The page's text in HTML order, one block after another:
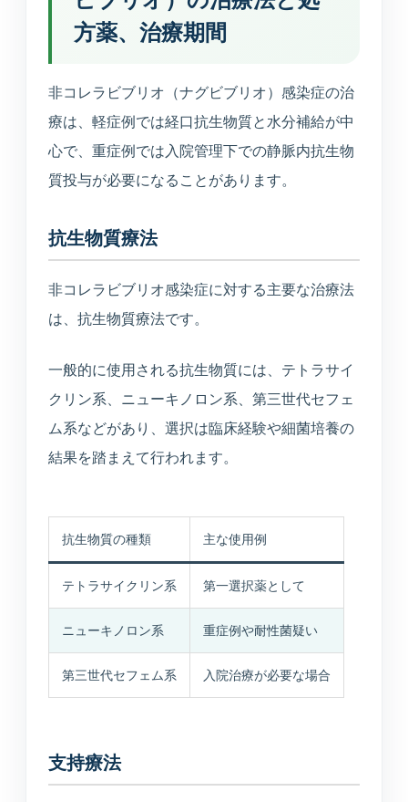
方薬、治療期間
非コレラビブリオ（ナグビブリオ）感染症の治
療は、軽症例では経口抗生物質と水分補給が中
心で、重症例では入院管理下での静脈内抗生物
質投与が必要になることがあります。
抗生物質療法
非コレラビブリオ感染症に対する主要な治療法
は、抗生物質療法です。
一般的に使用される抗生物質には、テトラサイ
クリン系、ニューキノロン系、第三世代セフェ
ム系などがあり、選択は臨床経験や細菌培養の
結果を踏まえて行われます。
抗生物質の種類 主な使用例
テトラサイクリン系 第一選択薬として
ニューキノロン系 重症例や耐性菌疑い
第三世代セフェム系 入院治療が必要な場合
支持療法